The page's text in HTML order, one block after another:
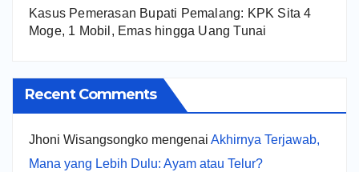
Kasus Pemerasan Bupati Pemalang: KPK Sita 4
Moge, 1 Mobil, Emas hingga Uang Tunai
Recent Comments
Jhoni Wisangsongko mengenai Akhirnya Terjawab,
Mana yang Lebih Dulu: Ayam atau Telur?